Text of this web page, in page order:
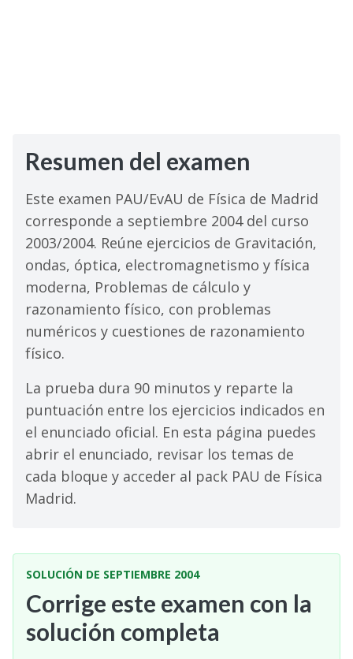
Resumen del examen
Este examen PAU/EvAU de Física de Madrid
corresponde a septiembre 2004 del curso
2003/2004. Reúne ejercicios de Gravitación,
ondas, óptica, electromagnetismo y física
moderna, Problemas de cálculo y
razonamiento físico, con problemas
numéricos y cuestiones de razonamiento
físico.
La prueba dura 90 minutos y reparte la
puntuación entre los ejercicios indicados en
el enunciado oficial. En esta página puedes
abrir el enunciado, revisar los temas de
cada bloque y acceder al pack PAU de Física
Madrid.
SOLUCIÓN DE SEPTIEMBRE 2004
Corrige este examen con la
solución completa